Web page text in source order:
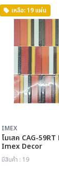
เหลือ: 19 แผ่น
IMEX
โมเสค CAG-
Imex Decor
มีสินค้า : 19